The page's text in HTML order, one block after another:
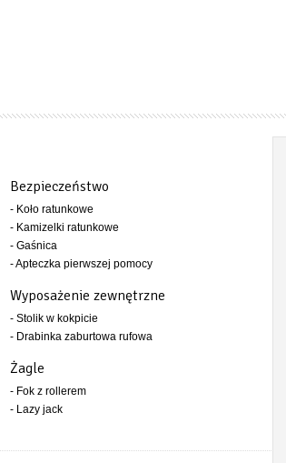
Bezpieczeństwo
- Koło ratunkowe
- Kamizelki ratunkowe
- Gaśnica
- Apteczka pierwszej pomocy
Wyposażenie zewnętrzne
- Stolik w kokpicie
- Drabinka zaburtowa rufowa
Żagle
- Fok z rollerem
- Lazy jack